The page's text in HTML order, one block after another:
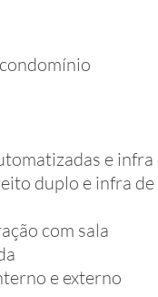
e
duplo e infra
com sala
e externo